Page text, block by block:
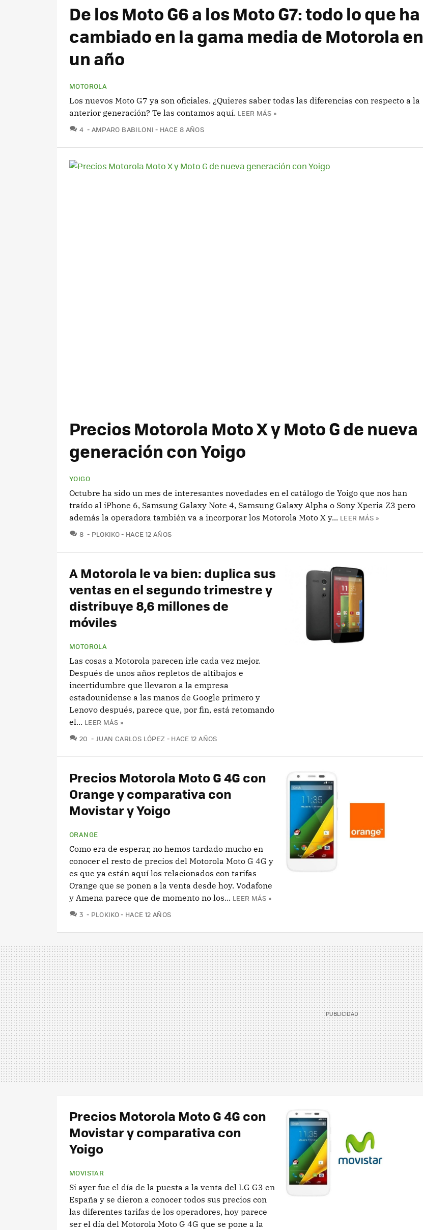
De los Moto G6 a los Moto G7: todo lo que ha
cambiado en la gama media de Motorola en
un año
MOTOROLA
Los nuevos Moto G7 ya son oficiales. ¿Quieres saber todas las diferencias con respecto a la
anterior generación? Te las contamos aquí. LEER MÁS »
4 COMENTARIOS
AMPARO BABILONI HACE 8 AÑOS
Precios Motorola Moto X y Moto G de nueva
generación con Yoigo
YOIGO
Octubre ha sido un mes de interesantes novedades en el catálogo de Yoigo que nos han
traído al iPhone 6, Samsung Galaxy Note 4, Samsung Galaxy Alpha o Sony Xperia Z3 pero
además la operadora también va a incorporar los Motorola Moto X y... LEER MÁS »
8 COMENTARIOS
PLOKIKO HACE 12 AÑOS
A Motorola le va bien: duplica sus
ventas en el segundo trimestre y
distribuye 8,6 millones de
móviles
MOTOROLA
Las cosas a Motorola parecen irle cada vez mejor.
Después de unos años repletos de altibajos e
incertidumbre que llevaron a la empresa
estadounidense a las manos de Google primero y
Lenovo después, parece que, por fin, está retomando
el... LEER MÁS »
20 COMENTARIOS
JUAN CARLOS LÓPEZ HACE 12 AÑOS
Precios Motorola Moto G 4G con
Orange y comparativa con
Movistar y Yoigo
ORANGE
Como era de esperar, no hemos tardado mucho en
conocer el resto de precios del Motorola Moto G 4G y
es que ya están aquí los relacionados con tarifas
Orange que se ponen a la venta desde hoy. Vodafone
y Amena parece que de momento no los... LEER MÁS »
3 COMENTARIOS
PLOKIKO HACE 12 AÑOS
Precios Motorola Moto G 4G con
Movistar y comparativa con
Yoigo
MOVISTAR
Si ayer fue el día de la puesta a la venta del LG G3 en
España y se dieron a conocer todos sus precios con
las diferentes tarifas de los operadores, hoy parece
ser el día del Motorola Moto G 4G que se pone a la